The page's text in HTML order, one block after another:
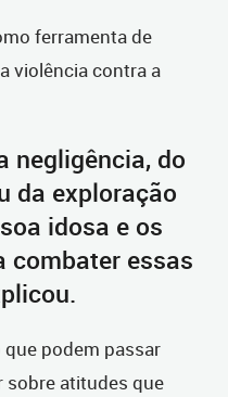
ferramenta de
violência contra a
negligência, do
da exploração
idosa e os
combater essas
podem passar
sobre atitudes que